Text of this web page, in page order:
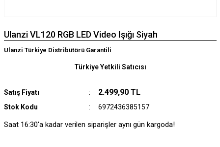
Ulanzi VL120 RGB LED Video Işığı Siyah
Ulanzi Türkiye Distribütörü Garantili
Satış Fiyatı 2.499,90 TL
Stok Kodu 6972436385157
Türkiye Yetkili Satıcısı
Saat 16:30'a kadar verilen siparişler aynı gün kargoda!